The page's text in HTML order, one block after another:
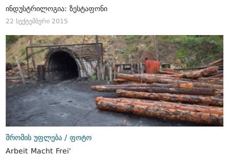
ინდუსტრილოგია: ზესტაფონი
22 სექტემბერი 2015
შრომის უფლება / ფოტო
Arbeit Macht Frei'